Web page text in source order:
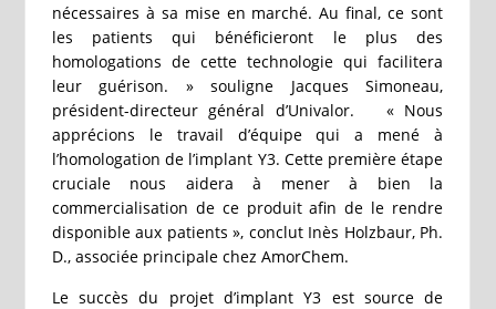
nécessaires à sa mise en marché. Au final, ce sont
les patients qui bénéficieront le plus des
homologations de cette technologie qui facilitera
leur guérison. » souligne Jacques Simoneau,
président-directeur général d’Univalor. « Nous
apprécions le travail d’équipe qui a mené à
l’homologation de l’implant Y3. Cette première étape
cruciale nous aidera à mener à bien la
commercialisation de ce produit afin de le rendre
disponible aux patients », conclut Inès Holzbaur, Ph.
D., associée principale chez AmorChem.
Le succès du projet d’implant Y3 est source de